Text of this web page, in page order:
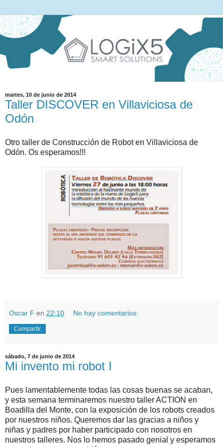
martes, 10 de junio de 2014
Taller DISCOVER en Villaviciosa de
Odón
Otro taller de Construcción de Robot en Villaviciosa de
Odón. Os esperamos!!!
Oscar F en 22:10 No hay comentarios:
Compartir
sábado, 7 de junio de 2014
Mi invento mi robot I
Pues lamentablemente todas las cosas buenas se acaban,
y esta semana terminaremos nuestro taller ACTION en
Boadilla del Monte, con la exposición de los robots creados
por nuestros niños. Queremos dar las gracias a niños y
niñas y padres por haber participado con nosotros en
nuestros talleres. Nos lo hemos pasado genial y esperamos